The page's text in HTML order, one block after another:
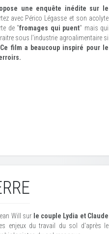
une enquête inédite sur le
avec Périco Légasse et son acolyte
de "fromages qui puent" mais qui
sous l'industrie agroalimentaire si
Ce film a beaucoup inspiré pour le
Will sur le couple Lydia et Claude
enjeux du travail du sol d'après le